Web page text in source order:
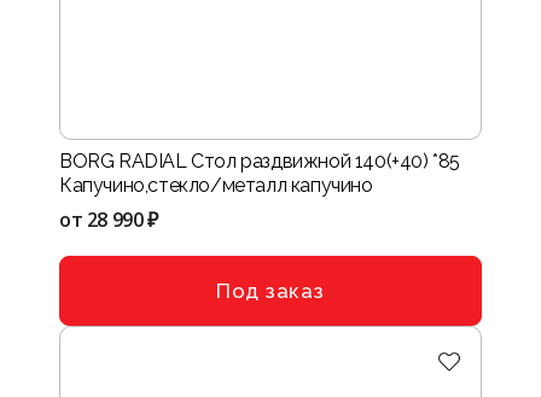
BORG RADIAL Стол раздвижной 140(+40) *85
Капучино,стекло/металл капучино
от 28 990 ₽
Под заказ